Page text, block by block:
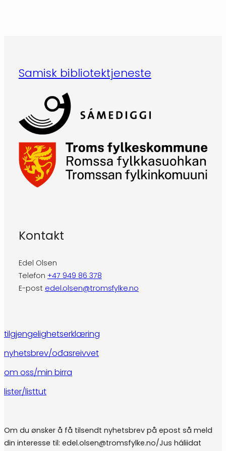
Samisk bibliotektjeneste
Kontakt
Edel Olsen
Telefon +47 949 86 378
E-post edel.olsen@tromsfylke.no
tilgjengelighetserklæring
nyhetsbrev/ođasreivvet
om oss/min birra
lister/listtut
Om du ønsker å få tilsendt nyhetsbrev på epost så meld
din interesse til: edel.olsen@tromsfylke.no/Jus háliidat